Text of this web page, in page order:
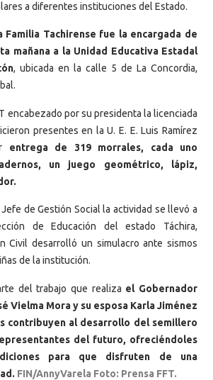
a diferentes instituciones del Estado.
Familia Tachirense fue la encargada de
mañana a la Unidad Educativa Estadal
, ubicada en la calle 5 de La Concordia,
encabezado por su presidenta la licenciada
presentes en la U. E. E. Luis Ramírez
entrega de 319 morrales, cada uno
un juego geométrico, lápiz,
de Gestión Social la actividad se llevó a
de Educación del estado Táchira,
Civil desarrolló un simulacro ante sismos
de la institución.
del trabajo que realiza el Gobernador
Vielma Mora y su esposa Karla Jiménez
contribuyen al desarrollo del semillero
del futuro, ofreciéndoles
para que disfruten de una
FIN/AnnyVarela Foto: Prensa FFT.